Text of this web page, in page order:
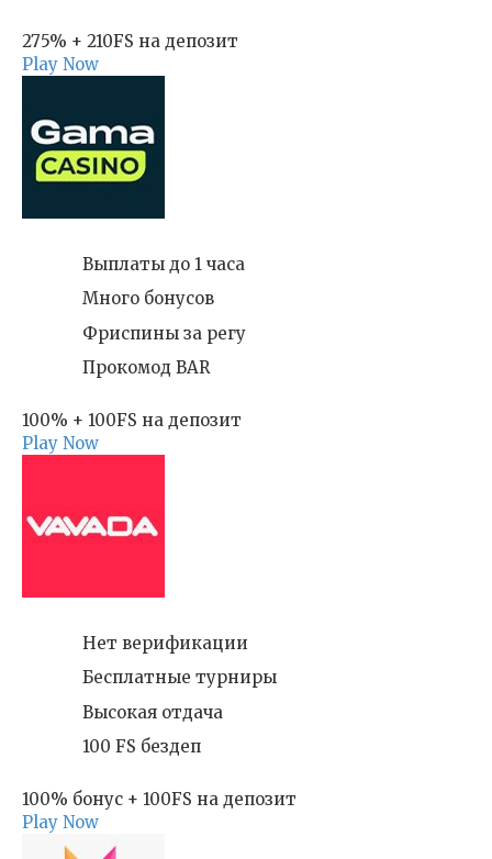
275% + 210FS на депозит
Play Now
Выплаты до 1 часа
Много бонусов
Фриспины за регу
Прокомод BAR
100% + 100FS на депозит
Play Now
Нет верификации
Бесплатные турниры
Высокая отдача
100 FS бездеп
100% бонус + 100FS на депозит
Play Now